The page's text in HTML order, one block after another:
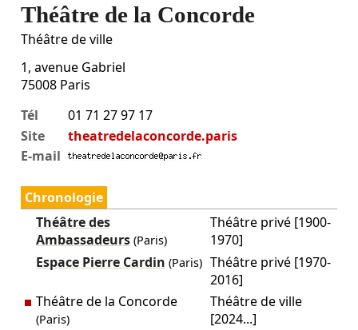
Théâtre de la Concorde
Théâtre de ville
1, avenue Gabriel
75008 Paris
Tél
01 71 27 97 17
Site
theatredelaconcorde.paris
E-mail
Chronologie
Théâtre des
Ambassadeurs(Paris)
Théâtre privé [1900-
1970]
Espace Pierre Cardin (Paris) Théâtre privé [1970-
2016]
Théâtre de la Concorde
(Paris)
Théâtre de ville
[2024...]